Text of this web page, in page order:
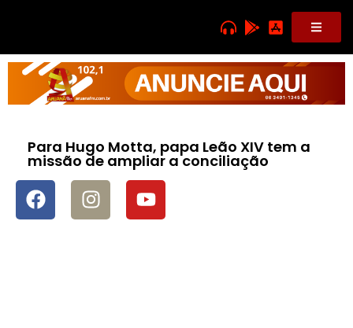
Para Hugo Motta, papa Leão XIV tem a
missão de ampliar a conciliação